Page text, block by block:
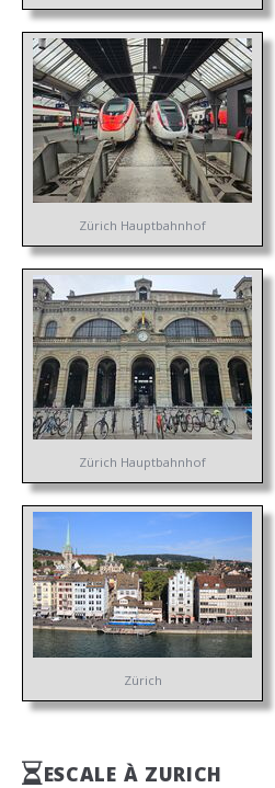
Zürich Hauptbahnhof
Zürich Hauptbahnhof
Zürich
ESCALE À ZURICH